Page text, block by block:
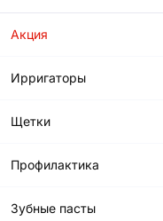
Акция
Ирригаторы
Щетки
Профилактика
Зубные пасты